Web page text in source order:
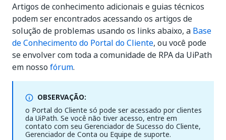
Artigos de conhecimento adicionais e guias técnicos
podem ser encontrados acessando os artigos de
solução de problemas usando os links abaixo, a Base
de Conhecimento do Portal do Cliente, ou você pode
se envolver com toda a comunidade de RPA da UiPath
em nosso fórum.
OBSERVAÇÃO:
o Portal do Cliente só pode ser acessado por clientes
da UiPath. Se você não tiver acesso, entre em
contato com seu Gerenciador de Sucesso do Cliente,
Gerenciador de Conta ou Equipe de suporte.